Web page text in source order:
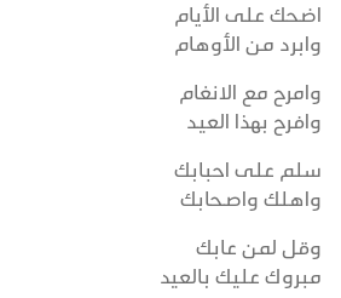
اضحك على الأيام
وابرد من الأوهام
وامرح مع الانغام
وافرح بهذا العيـد
سلم على احبابك
واهلك واصـحابك
وقل لمن عابك
مبروك عليك بالعيد